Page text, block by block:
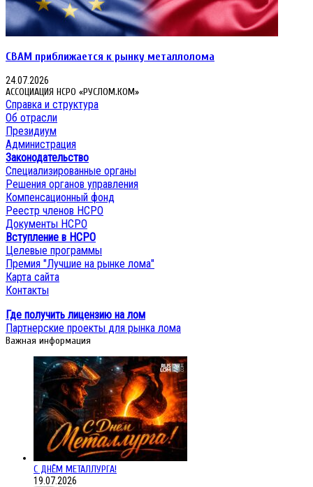
CBAM приближается к рынку металлолома
24.07.2026
АССОЦИАЦИЯ НСРО «РУСЛОМ.КОМ»
Справка и структура
Об отрасли
Президиум
Администрация
Законодательство
Специализированные органы
Решения органов управления
Компенсационный фонд
Реестр членов НСРО
Документы НСРО
Вступление в НСРО
Целевые программы
Премия "Лучшие на рынке лома"
Карта сайта
Контакты
Где получить лицензию на лом
Партнерские проекты для рынка лома
Важная информация
С ДНЁМ МЕТАЛЛУРГА!
19.07.2026